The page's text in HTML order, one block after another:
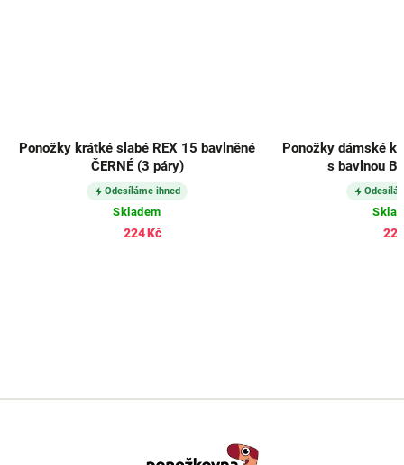
Ponožky krátké slabé REX 15 bavlněné
ČERNÉ (3 páry)
Odesíláme ihned
Skladem
224 Kč
Ponožky dámské
s bavlnou